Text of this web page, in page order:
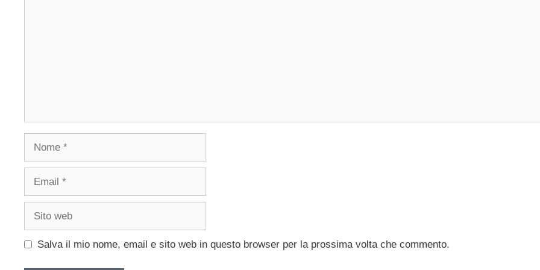
Nome
Email
Sito
Salva il mio nome, email e sito web in questo browser per la prossima volta che commento.